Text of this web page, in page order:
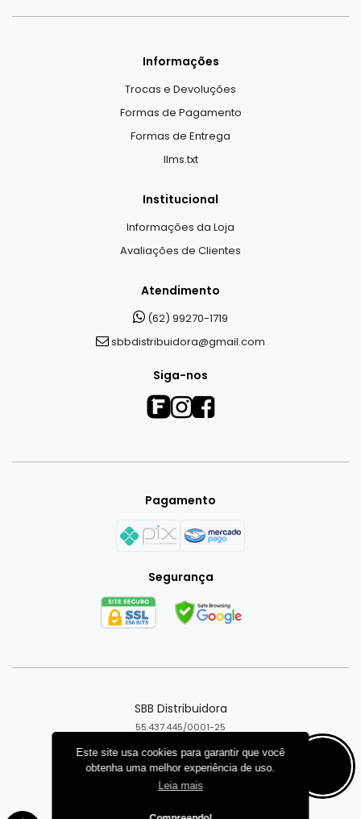
Este site usa cookies para garantir que você
obtenha uma melhor experiência de uso.
Leia mais
Informações
Trocas e Devoluções
Formas de Pagamento
Formas de Entrega
llms.txt
Institucional
Informações da Loja
Avaliações de Clientes
Atendimento
(62) 99270-1719
sbbdistribuidora@gmail.com
Siga-nos
Pagamento
Segurança
SBB Distribuidora
55.437.445/0001-25
Criar loja virtual com a plataforma